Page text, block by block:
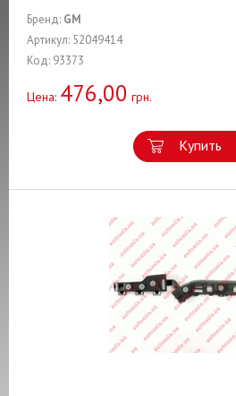
Бренд: GM
Артикул: 52049414
Код: 93373
Цена: 476,00 грн.
Купить